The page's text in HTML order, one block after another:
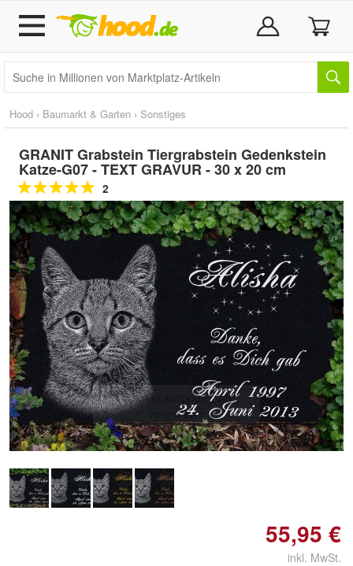
Hood › Baumarkt & Garten › Sonstiges
GRANIT Grabstein Tiergrabstein Gedenkstein
Katze-G07 - TEXT GRAVUR - 30 x 20 cm
2
Doppelt antippen zum
vergrößern
55,95 €
inkl. MwSt.